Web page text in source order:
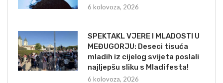
6 kolovoza, 2026
SPEKTAKL VJERE I MLADOSTI U
MEĐUGORJU: Deseci tisuća
mladih iz cijelog svijeta poslali
najljepšu sliku s Mladifesta!
6 kolovoza, 2026